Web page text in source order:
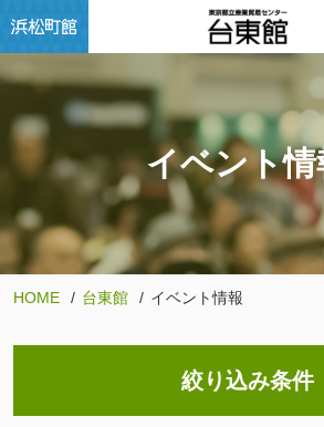
イベント情
HOME 台東館 イベント情報
絞り込み条件